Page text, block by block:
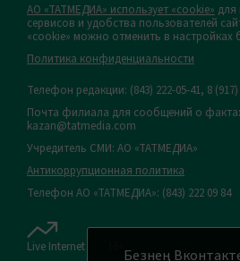
Безнең
АО «ТАТМЕДИА» использует «cookie» для
сервисов и удобства пользователей
«cookie» можно отменить в настройках
Политика конфиденциальности
Телефон редакции: (843) 222-05-41, 8
Почта филиала для сообщений о
kazan@tatmedia.com
Учредитель СМИ: АО «ТАТМЕДИА»
Антикоррупционная политика
Телефон АО «ТАТМЕДИА»: (843) 222 09 84
Live Internet